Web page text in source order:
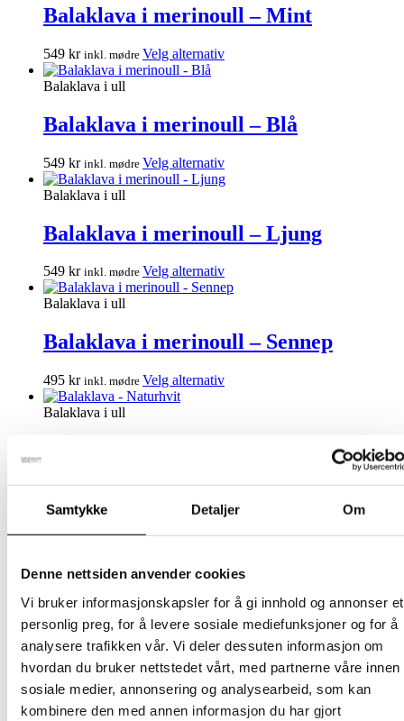
Samtykke Detaljer Om
Denne nettsiden anvender cookies
Vi bruker informasjonskapsler for å gi innhold og annonser et
personlig preg, for å levere sosiale mediefunksjoner og for å
analysere trafikken vår. Vi deler dessuten informasjon om
hvordan du bruker nettstedet vårt, med partnerne våre innen
sosiale medier, annonsering og analysearbeid, som kan
kombinere den med annen informasjon du har gjort
varianter.
Alternativene
velges
Balaklava i merinoull – Mint
549 kr inkl. mødre Velg alternativDette
varianter.
Alternativene
velges
på
Balaklava i ull
Balaklava i merinoull – Blå
549 kr inkl. mødre Velg alternativDette
produktet
varianter.
Alternativene
velges
på
Balaklava i ull
Balaklava i merinoull – Ljung
549 kr inkl. mødre Velg alternativDette
produktet
varianter.
Alternativene
velges
Balaklava i ull
Balaklava i merinoull – Sennep
495 kr inkl. mødre Velg alternativDette
på
Balaklava i ull
419kr inkl. mødreVelg alternativDette
produktet
har
flere
Alternativene
velges
på
produktsiden
Balaklava i ull
419kr inkl. mødreVelg alternativDette
produktet
har
flere
varianter.
Alternativene
kan
velges
Balaklava i ull
Balaklava – Grå
419kr inkl. mødreVelg alternativDette